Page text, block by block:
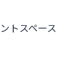
トスペース